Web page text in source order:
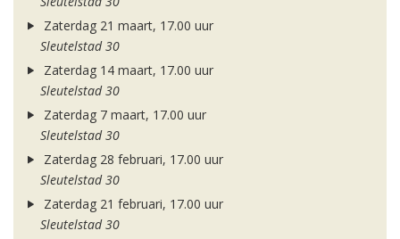
Zaterdag 21 maart, 17.00 uur
Sleutelstad 30
Zaterdag 14 maart, 17.00 uur
Sleutelstad 30
Zaterdag 7 maart, 17.00 uur
Sleutelstad 30
Zaterdag 28 februari, 17.00 uur
Sleutelstad 30
Zaterdag 21 februari, 17.00 uur
Sleutelstad 30